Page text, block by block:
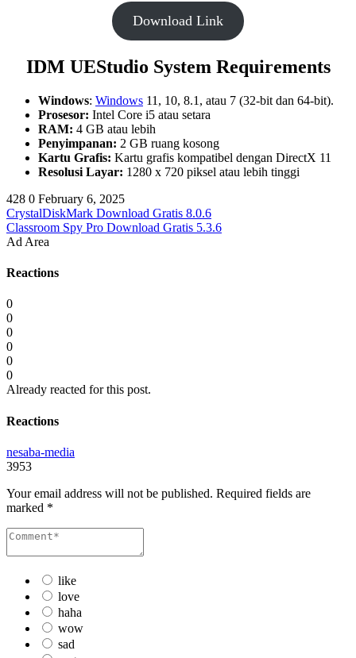
Download Link
IDM UEStudio System Requirements
Windows: Windows 11, 10, 8.1, atau 7 (32-bit dan 64-bit).
Prosesor: Intel Core i5 atau setara
RAM: 4 GB atau lebih
Penyimpanan: 2 GB ruang kosong
Kartu Grafis: Kartu grafis kompatibel dengan DirectX 11
Resolusi Layar: 1280 x 720 piksel atau lebih tinggi
428 0 February 6, 2025
CrystalDiskMark Download Gratis 8.0.6
Classroom Spy Pro Download Gratis 5.3.6
Ad Area
Reactions
0
0
0
0
0
0
Already reacted for this post.
Reactions
nesaba-media
3953
Your email address will not be published. Required fields are
marked *
like
love
haha
wow
sad